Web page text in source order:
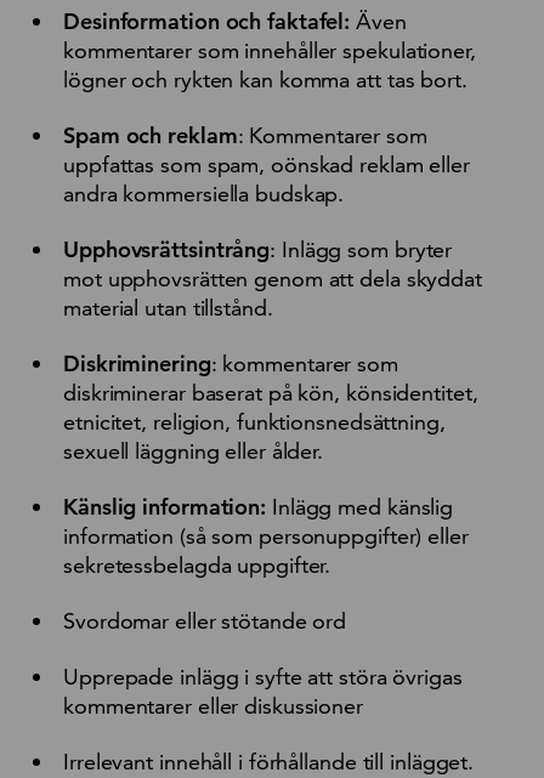
Desinformation och faktafel:Även
kommentarer som innehåller spekulationer,
lögner och rykten kan komma att tas bort.
Spam och reklam: Kommentarer som
uppfattas som spam, oönskad reklam eller
andra kommersiella budskap.
Upphovsrättsintrång: Inlägg som bryter
mot upphovsrätten genom att dela skyddat
material utan tillstånd.
Diskriminering: kommentarer som
diskriminerar baserat på kön, könsidentitet,
etnicitet, religion, funktionsnedsättning,
sexuell läggning eller ålder.
Känslig information: Inlägg med känslig
information (så som personuppgifter) eller
sekretessbelagda uppgifter.
Svordomar eller stötande ord
Upprepade inlägg i syfte att störa övrigas
kommentarer eller diskussioner
Irrelevant innehåll i förhållande till inlägget.